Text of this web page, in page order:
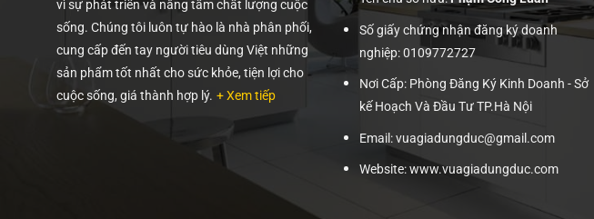
vì sự phát triển và nâng tầm chất lượng cuộc
sống. Chúng tôi luôn tự hào là nhà phân phối,
cung cấp đến tay người tiêu dùng Việt những
sản phẩm tốt nhất cho sức khỏe, tiện lợi cho
cuộc sống, giá thành hợp lý. + Xem tiếp
Số giấy chứng nhận đăng ký doanh
nghiệp: 0109772727
Nơi Cấp: Phòng Đăng Ký Kinh Doanh - Sở
kế Hoạch Và Đầu Tư TP.Hà Nội
Email: vuagiadungduc@gmail.com
Website:www.vuagiadungduc.com